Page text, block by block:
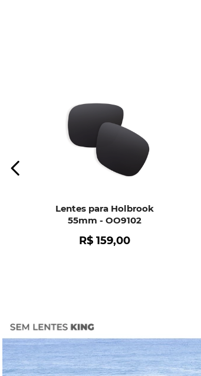
Lentes para Holbrook
55mm - OO9102
R$ 159,00